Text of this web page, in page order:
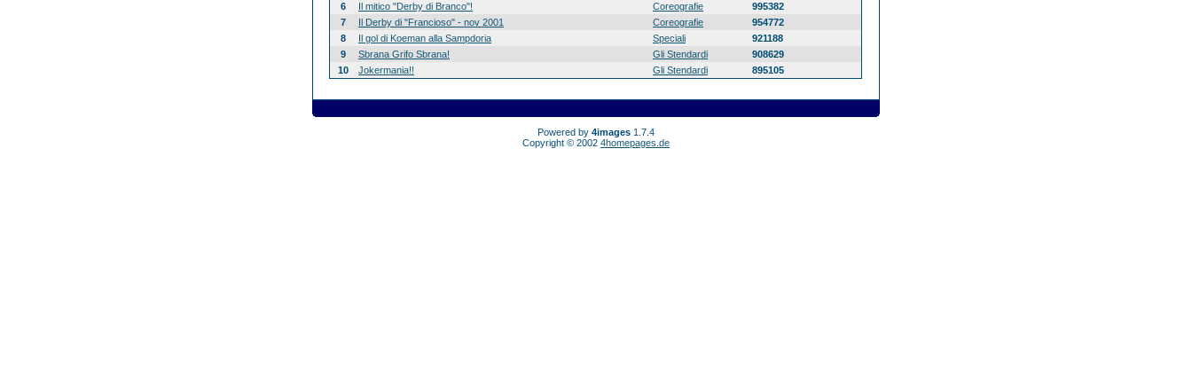
6
Il mitico "Derby di Branco"! Coreografie
995382
7
Il Derby di "Francioso" - nov 2001 Coreografie
954772
8
Il gol di Koeman alla Sampdoria Speciali
921188
9
Sbrana Grifo Sbrana! Gli Stendardi
908629
10
Jokermania!! Gli Stendardi 895105
Powered by 4images 1.7.4
Copyright © 2002 4homepages.de